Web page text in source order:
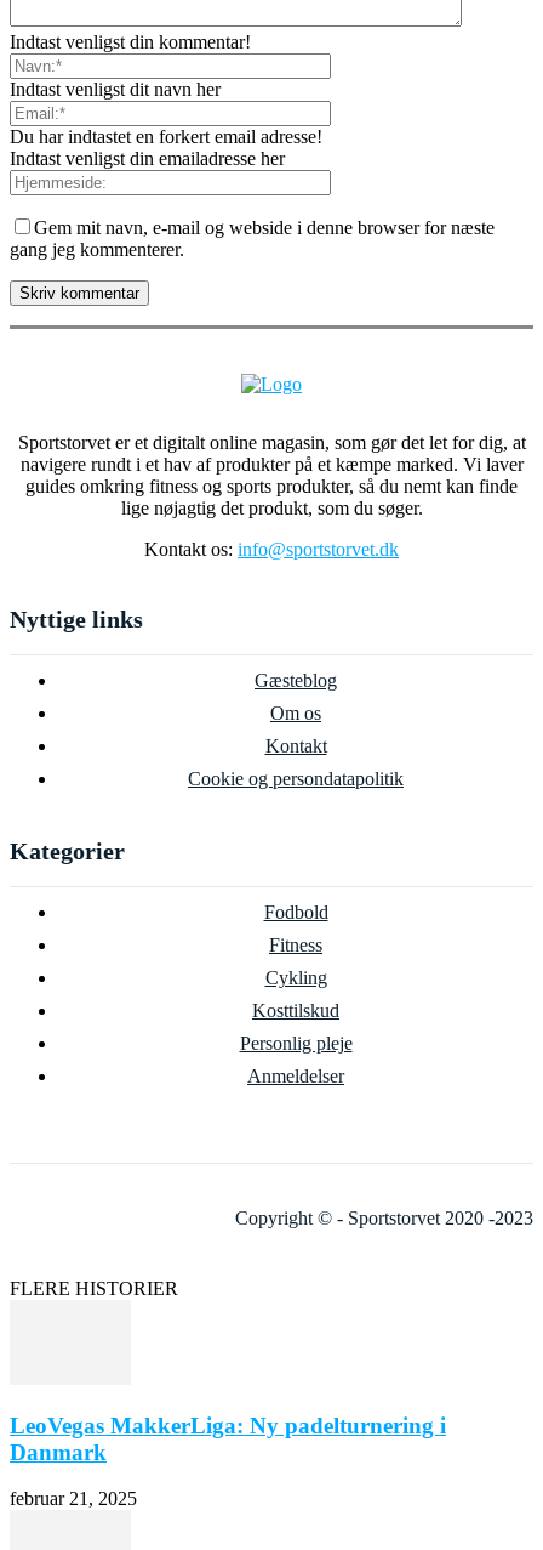
Indtast venligst din kommentar!
Indtast venligst dit navn her
Du har indtastet en forkert email adresse!
Indtast venligst din emailadresse her
Gem mit navn, e-mail og webside i denne browser for næste
gang jeg kommenterer.
Sportstorvet er et digitalt online magasin, som gør det let for dig, at
navigere rundt i et hav af produkter på et kæmpe marked. Vi laver
guides omkring fitness og sports produkter, så du nemt kan finde
lige nøjagtig det produkt, som du søger.
Kontakt os: info@sportstorvet.dk
Nyttige links
Gæsteblog
Om os
Kontakt
Cookie og persondatapolitik
Kategorier
Fodbold
Fitness
Cykling
Kosttilskud
Personlig pleje
Anmeldelser
Copyright © - Sportstorvet 2020 -2023
FLERE HISTORIER
LeoVegas MakkerLiga: Ny padelturnering i
Danmark
februar 21, 2025